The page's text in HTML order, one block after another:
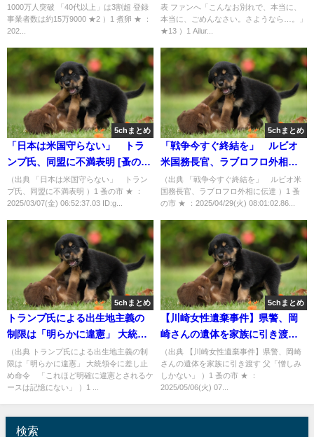
★2 [煮卵★]
1000万人突破 「40代以上」は3割超 登録
事業者数は約15万9000 ★2 ）1 煮卵 ★ ：
202...
さい。さようなら…。」★13
[Ailuropoda melanoleuca★]
表 ファンへ「こんなお別れで、本当に、
本当に、ごめんなさい。さようなら…。」
★13 ）1 Ailur...
5chまとめ
「日本は米国守らない」 トラ
ンプ氏、同盟に不満表明 [蚤の市
★]
（出典 「日本は米国守らない」 トラン
プ氏、同盟に不満表明 ）1 蚤の市 ★ ：
2025/03/07(金) 06:52:37.03 ID:g...
5chまとめ
「戦争今すぐ終結を」 ルビオ
米国務長官、ラブロフロ外相に
伝達 [蚤の市★]
（出典 「戦争今すぐ終結を」 ルビオ米
国務長官、ラブロフロ外相に伝達 ）1 蚤
の市 ★ ：2025/04/29(火) 08:01:02.86...
5chまとめ
トランプ氏による出生地主義の
制限は「明らかに違憲」 大統領
令に差し止め命令 「これほど
明確に違憲とされるケースは記
憶にない」 [ごまカンパチ★]
（出典 トランプ氏による出生地主義の制
限は「明らかに違憲」 大統領令に差し止
め命令 「これほど明確に違憲とされるケ
ースは記憶にない」 ）1 ...
5chまとめ
【川崎女性遺棄事件】県警、岡
崎さんの遺体を家族に引き渡す
父「憎しみしかない」 [蚤の市
★]
（出典 【川崎女性遺棄事件】県警、岡崎
さんの遺体を家族に引き渡す 父「憎しみ
しかない」 ）1 蚤の市 ★ ：
2025/05/06(火) 07...
検索